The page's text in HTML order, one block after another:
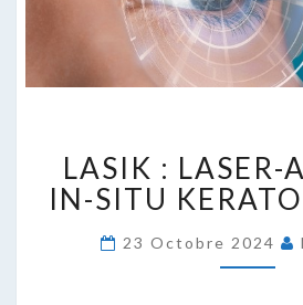
:
IN-
SITU
LASIK : LASER-
IN-SITU
23 Octobre 2024